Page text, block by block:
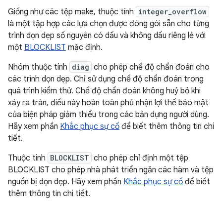
Giống như các tệp make, thuộc tính integer_overflow
là một tập hợp các lựa chọn được đóng gói sẵn cho từng
trình dọn dẹp số nguyên có dấu và không dấu riêng lẻ với
một BLOCKLIST mặc định.
Nhóm thuộc tính diag cho phép chế độ chẩn đoán cho
các trình dọn dẹp. Chỉ sử dụng chế độ chẩn đoán trong
quá trình kiểm thử. Chế độ chẩn đoán không huỷ bỏ khi
xảy ra tràn, điều này hoàn toàn phủ nhận lợi thế bảo mật
của biện pháp giảm thiểu trong các bản dựng người dùng.
Hãy xem phần Khắc phục sự cố để biết thêm thông tin chi
tiết.
Thuộc tính BLOCKLIST cho phép chỉ định một tệp
BLOCKLIST cho phép nhà phát triển ngăn các hàm và tệp
nguồn bị dọn dẹp. Hãy xem phần Khắc phục sự cố để biết
thêm thông tin chi tiết.